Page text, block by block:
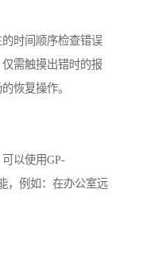
时间顺序检查错误
需触摸出错时的报
的恢复操作。
以使用GP-
，例如：在办公室远